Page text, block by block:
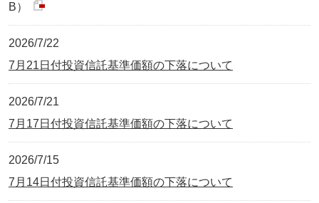
B）
2026/7/22
7月21日付投資信託基準価額の下落について
2026/7/21
7月17日付投資信託基準価額の下落について
2026/7/15
7月14日付投資信託基準価額の下落について